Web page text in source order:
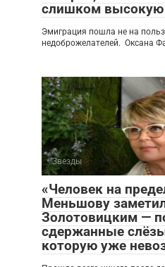
слишком высокую
Эмиграция пошла не на
недоброжелателей. Оксана
Звезды
«Человек на
Меньшову
Золотовицким —
сдержанные
которую уже